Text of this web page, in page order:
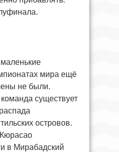
мира ещё
не были.
существует
островов.
в Мирабадский